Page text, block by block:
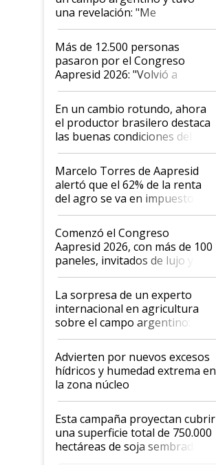
una revelación: "Me
impresionó mucho"
Más de 12.500 personas
pasaron por el Congreso
Aapresid 2026: "Volvió a
demostrar que hablar del
suelo es hablar de todo el
sistema productivo"
En un cambio rotundo, ahora
el productor brasilero destaca
las buenas condiciones del
agro argentino para invertir:
"Los veo más motivados"
Marcelo Torres de Aapresid
alertó que el 62% de la renta
del agro se va en impuestos:
"No es bueno que en
Argentina se sigan discutiendo
las mismas cosas de hace 50
años"
Comenzó el Congreso
Aapresid 2026, con más de 100
paneles, invitados de lujo y
todas las tendencias
La sorpresa de un experto
internacional en agricultura
sobre el campo argentino:
"Estoy muy impresionado"
Advierten por nuevos excesos
hídricos y humedad extrema en
la zona núcleo
Esta campaña proyectan cubrir
una superficie total de 750.000
hectáreas de soja sembradas